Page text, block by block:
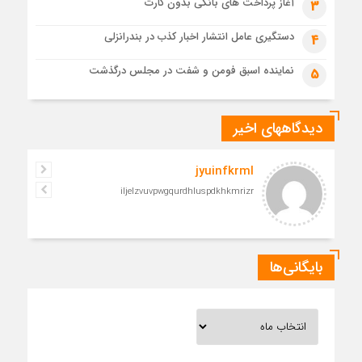
مراسم تشییع پیکر رهبر شهید در قم به پایان رسید3
4 دستگیری عامل انتشار اخبار کذب در بندرانزلی
5 نماینده اسبق فومن و شفت در مجلس درگذشت
دیدگاههای اخیر
jyuinfkrml
iljelzvuvpwgqurdhluspdkhkmrizr
بایگانی‌ها
بایگانی‌ها